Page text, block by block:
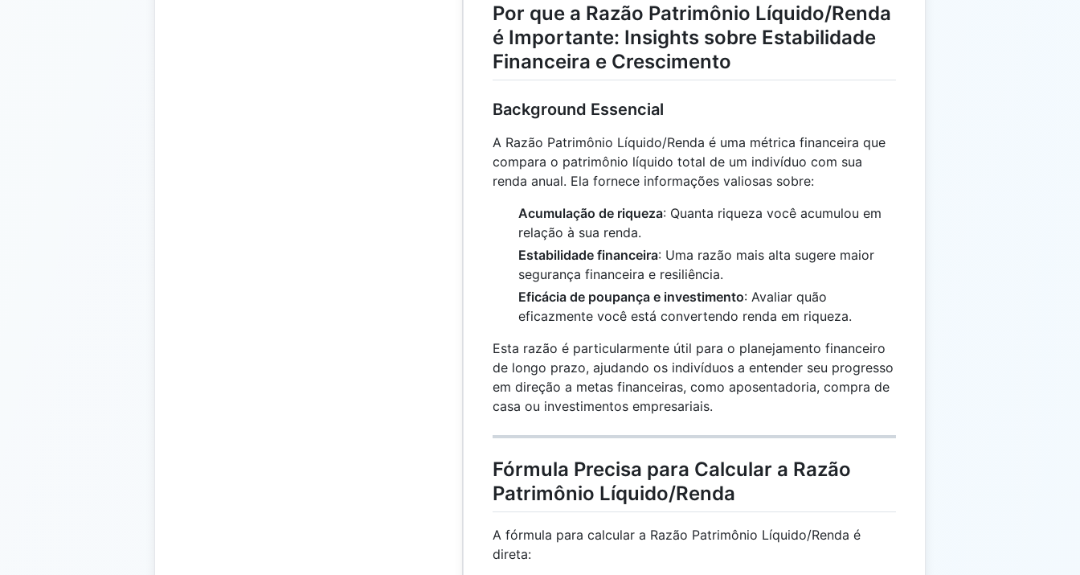
Por que a Razão Patrimônio Líquido/Renda
é Importante: Insights sobre Estabilidade
Financeira e Crescimento
Background Essencial
A Razão Patrimônio Líquido/Renda é uma métrica financeira que
compara o patrimônio líquido total de um indivíduo com sua
renda anual. Ela fornece informações valiosas sobre:
Acumulação de riqueza: Quanta riqueza você acumulou em
relação à sua renda.
Estabilidade financeira: Uma razão mais alta sugere maior
segurança financeira e resiliência.
Eficácia de poupança e investimento: Avaliar quão
eficazmente você está convertendo renda em riqueza.
Esta razão é particularmente útil para o planejamento financeiro
de longo prazo, ajudando os indivíduos a entender seu progresso
em direção a metas financeiras, como aposentadoria, compra de
casa ou investimentos empresariais.
Fórmula Precisa para Calcular a Razão
Patrimônio Líquido/Renda
A fórmula para calcular a Razão Patrimônio Líquido/Renda é
direta: